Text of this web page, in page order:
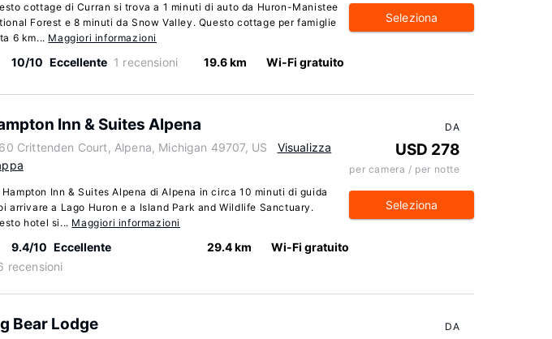
cottage di Curran si trova a 1 minuti di auto da Huron-Manistee
Forest e 8 minuti da Snow Valley. Questo cottage per famiglie
6 km... Maggiori informazioni
10/10 Eccellente 1 recensioni 19.6 km Wi-Fi gratuito
Seleziona
Inn & Suites Alpena
Crittenden Court, Alpena, Michigan 49707, US
Visualizza
Hampton Inn & Suites Alpena di Alpena in circa 10 minuti di guida
arrivare a Lago Huron e a Island Park and Wildlife Sanctuary.
hotel si... Maggiori informazioni
9.4/10 Eccellente
recensioni
29.4 km Wi-Fi gratuito
DA
USD 278
per camera / per notte
Seleziona
Bear Lodge DA